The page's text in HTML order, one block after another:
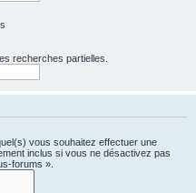
recherches partielles.
vous souhaitez effectuer une
inclus si vous ne désactivez pas
forums ».